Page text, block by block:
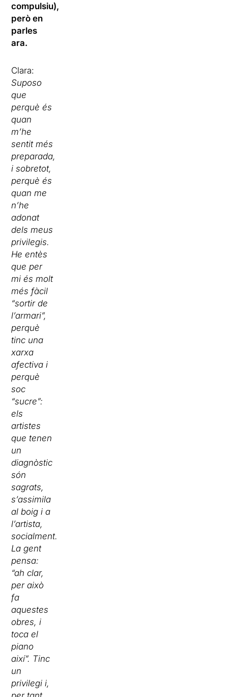
compulsiu),
però en
parles
ara.
Clara:
Suposo
que
perquè és
quan
m’he
sentit més
preparada,
i sobretot,
perquè és
quan me
n’he
adonat
dels meus
privilegis.
He entès
que per
mi és molt
més fàcil
“sortir de
l’armari”,
perquè
tinc una
xarxa
afectiva i
perquè
soc
“sucre”:
els
artistes
que tenen
un
diagnòstic
són
sagrats,
s’assimila
al boig i a
l’artista,
socialment.
La gent
pensa:
“ah clar,
per això
fa
aquestes
obres, i
toca el
piano
així”. Tinc
un
privilegi i,